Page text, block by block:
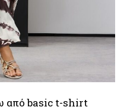
από basic t-shirt